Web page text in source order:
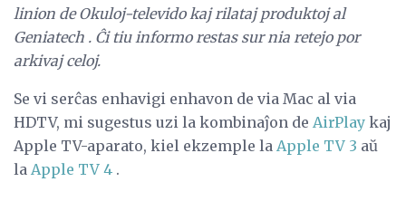
linion de Okuloj-televido kaj rilataj produktoj al
Geniatech . Ĉi tiu informo restas sur nia retejo por
arkivaj celoj.
Se vi serĉas enhavigi enhavon de via Mac al via
HDTV, mi sugestus uzi la kombinaĵon de AirPlay kaj
Apple TV-aparato, kiel ekzemple la Apple TV 3 aŭ
la Apple TV 4 .